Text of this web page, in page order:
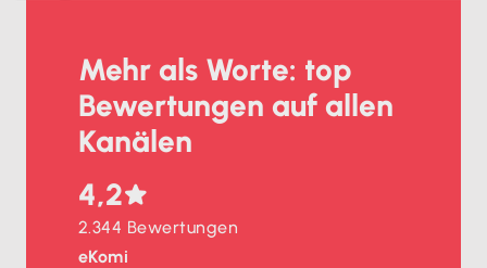
Mehr als Worte: top
Bewertungen auf allen
Kanälen
4,2
eKomi
2.344 Bewertungen